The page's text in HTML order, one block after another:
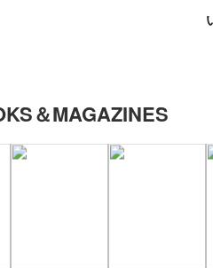
＆MAGAZINES